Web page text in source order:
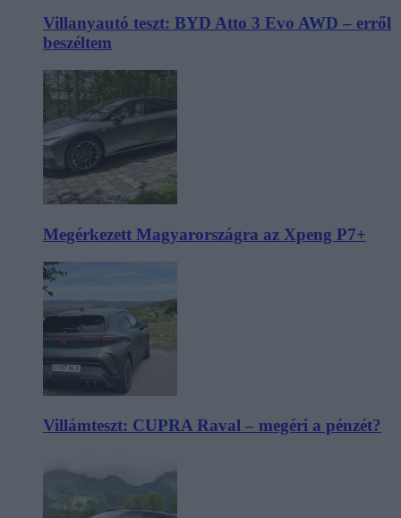
Villanyautó teszt: BYD Atto 3 Evo AWD – erről
beszéltem
Megérkezett Magyarországra az Xpeng P7+
Villámteszt: CUPRA Raval – megéri a pénzét?